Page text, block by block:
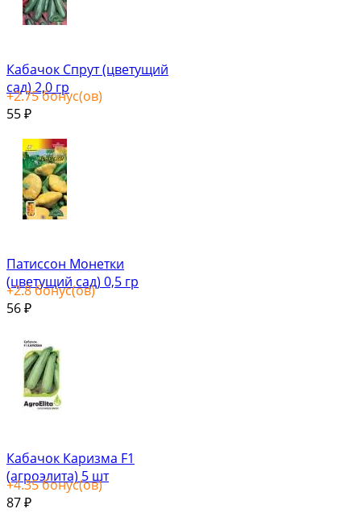
Кабачок Спрут (цветущий
сад) 2,0 гр
+2.75бонус(ов)
55 ₽
Патиссон Монетки
(цветущий сад) 0,5 гр
+2.8бонус(ов)
56 ₽
Кабачок Каризма F1
(агроэлита) 5 шт
+4.35бонус(ов)
87 ₽